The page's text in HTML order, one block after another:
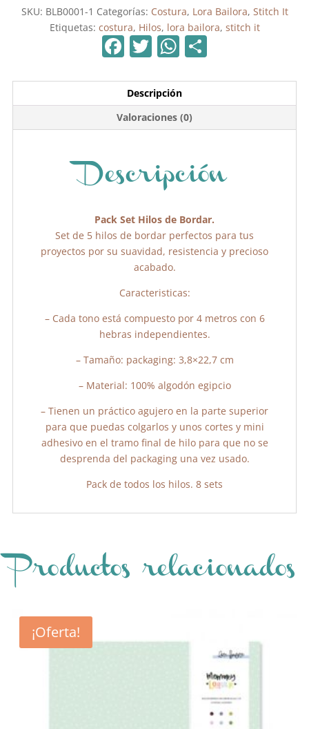
SKU: BLB0001-1 Categorías: Costura, Lora Bailora, Stitch It
Etiquetas: costura, Hilos, lora bailora, stitch it
F
c
e
b
o
T
itt
er
W
at
s
A
p
m
p
ar
tir
Descripción
Valoraciones (0)
Descripción
Pack Set Hilos de Bordar.
Set de 5 hilos de bordar perfectos para tus
proyectos por su suavidad, resistencia y precioso
acabado.
Caracteristicas:
– Cada tono está compuesto por 4 metros con 6
hebras independientes.
– Tamaño: packaging: 3,8×22,7 cm
– Material: 100% algodón egipcio
– Tienen un práctico agujero en la parte superior
para que puedas colgarlos y unos cortes y mini
adhesivo en el tramo final de hilo para que no se
desprenda del packaging una vez usado.
Pack de todos los hilos. 8 sets
Productos relacionados
¡Oferta!